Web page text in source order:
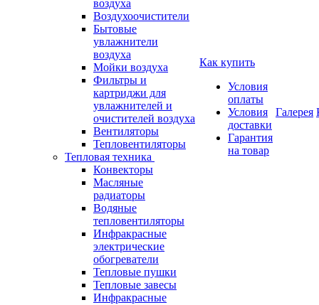
воздуха
Воздухоочистители
Бытовые
увлажнители
воздуха
Мойки воздуха
Фильтры и
картриджи для
увлажнителей и
очистителей воздуха
Вентиляторы
Тепловентиляторы
Тепловая техника
Конвекторы
Масляные
радиаторы
Водяные
тепловентиляторы
Инфракрасные
электрические
обогреватели
Тепловые пушки
Тепловые завесы
Инфракрасные
Как купить
Условия
оплаты
Условия
доставки
Гарантия
на товар
Галерея